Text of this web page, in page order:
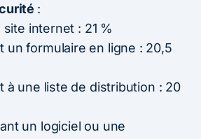
:
site internet : 21 %
un formulaire en ligne : 20,5
à une liste de distribution : 20
un logiciel ou une